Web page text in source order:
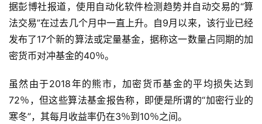
据彭博社报道，使用自动化软件检测趋势并自动交易的“算
法交易”在过去几个月中一直上升。自9月以来，该行业已经
发布了17个新的算法或定量基金，据称这一数量占同期的加
密货币对冲基金的40％。
虽然由于2018年的熊市，加密货币基金的平均损失达到
72％，但这些算法基金报告称，即便是所谓的“加密行业的
寒冬”，其每月收益率仍在3％到10％之间。